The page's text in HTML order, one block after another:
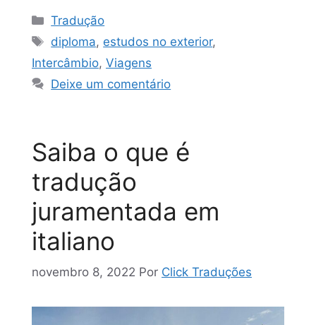
Tradução
diploma, estudos no exterior,
Intercâmbio, Viagens
Deixe um comentário
Saiba o que é
tradução
juramentada em
italiano
novembro 8, 2022 Por Click Traduções